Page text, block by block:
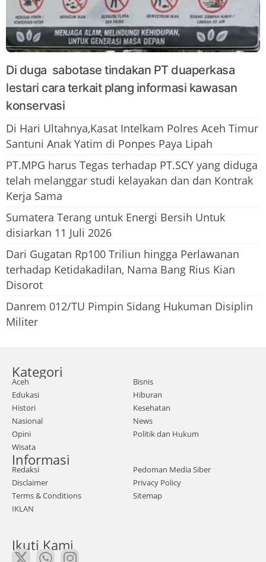
Di duga sabotase tindakan PT duaperkasa
lestari cara terkait plang informasi kawasan
konservasi
Di Hari Ultahnya,Kasat Intelkam Polres Aceh Timur
Santuni Anak Yatim di Ponpes Paya Lipah
PT.MPG harus Tegas terhadap PT.SCY yang diduga
telah melanggar studi kelayakan dan dan Kontrak
Kerja Sama
Sumatera Terang untuk Energi Bersih Untuk
disiarkan 11 Juli 2026
Dari Gugatan Rp100 Triliun hingga Perlawanan
terhadap Ketidakadilan, Nama Bang Rius Kian
Disorot
Danrem 012/TU Pimpin Sidang Hukuman Disiplin
Militer
Kategori
Aceh
Bisnis
Edukasi
Hiburan
Histori
Kesehatan
Nasional
News
Opini
Politik dan Hukum
Wisata
Informasi
Redaksi
Pedoman Media Siber
Disclaimer
Privacy Policy
Terms & Conditions
Sitemap
IKLAN
Ikuti Kami